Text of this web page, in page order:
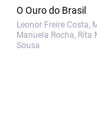
O Ouro do Brasil
Leonor Freire Costa,
Manuela Rocha, Rita
Sousa